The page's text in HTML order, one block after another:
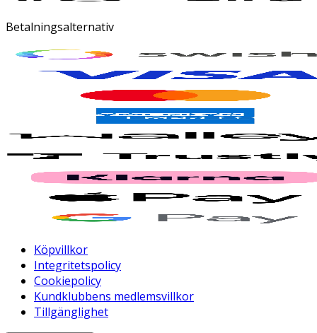
Betalningsalternativ
Köpvillkor
Integritetspolicy
Cookiepolicy
Kundklubbens medlemsvillkor
Tillgänglighet